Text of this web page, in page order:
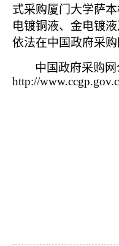
式采购厦门大学萨
电镀铜液、金电镀
依法在中国政府采购
中国政府采购网
http://